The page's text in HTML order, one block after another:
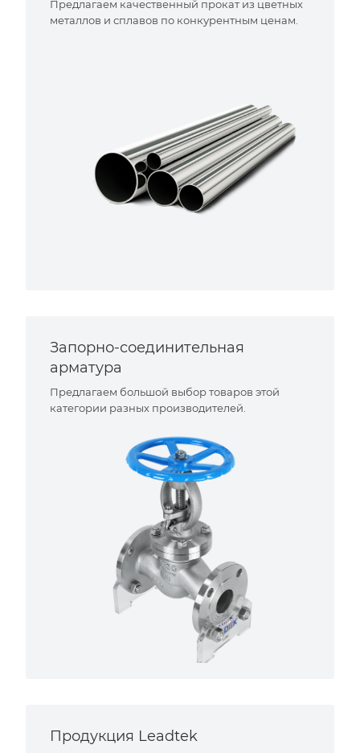
Предлагаем качественный прокат из цветных
металлов и сплавов по конкурентным ценам.
Запорно-соединительная
арматура
Предлагаем большой выбор товаров этой
категории разных производителей.
Продукция Leadtek